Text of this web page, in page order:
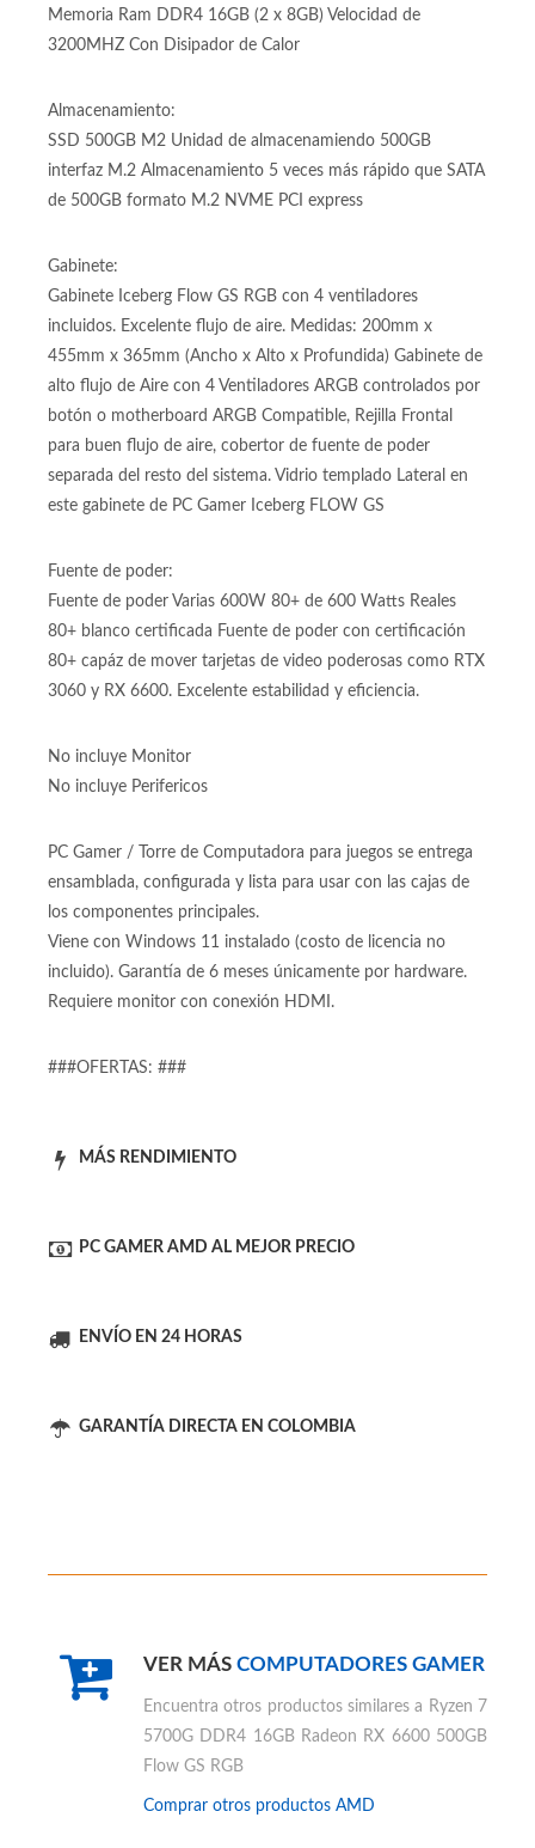
chipset AMD B550 para socket AM4, 4 slots de memoria
ram DDR4 hasta 128Gb y tarjeta de red inalambrica Wifi
Memoria:
Memoria Ram DDR4 16GB (2 x 8GB) Velocidad de
3200MHZ Con Disipador de Calor
Almacenamiento:
SSD 500GB M2 Unidad de almacenamiendo 500GB
interfaz M.2 Almacenamiento 5 veces más rápido que SATA
de 500GB formato M.2 NVME PCI express
Gabinete:
Gabinete Iceberg Flow GS RGB con 4 ventiladores
incluidos. Excelente flujo de aire. Medidas: 200mm x
455mm x 365mm (Ancho x Alto x Profundida) Gabinete de
botón o motherboard ARGB Compatible, Rejilla Frontal
para buen flujo de aire, cobertor de fuente de poder
separada del resto del sistema. Vidrio templado Lateral en
este gabinete de PC Gamer Iceberg FLOW GS
Fuente de poder Varias 600W 80+ de 600 Watts Reales
80+ blanco certificada Fuente de poder con certificación
3060 y RX 6600. Excelente estabilidad y eficiencia.
No incluye Monitor
No incluye Perifericos
PC Gamer / Torre de Computadora para juegos se entrega
los componentes principales.
Requiere monitor con conexión HDMI.
GARANTÍA DIRECTA EN COLOMBIA
VER MÁS COMPUTADORES GAMER